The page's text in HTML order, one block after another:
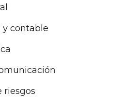
y contable
riesgos